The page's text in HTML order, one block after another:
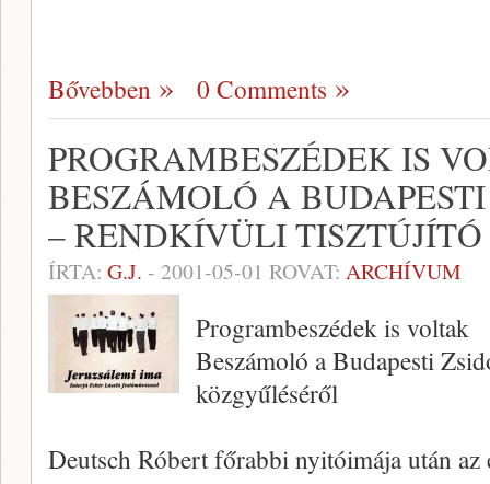
Bővebben 0 Comments
PROGRAMBESZÉDEK IS
BESZÁMOLÓ A
– RENDKÍVÜLI
ÍRTA: G.J. - 2001-05-01 ROVAT: ARCHÍVUM
Programbeszédek is voltak
Beszámoló a Budapesti
közgyűléséről
Deutsch Róbert főrabbi nyitóimája után